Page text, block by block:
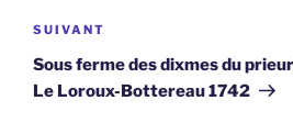
Article
suivant
SUIVANT
Sous ferme des dixmes du
Le Loroux-Bottereau 1742